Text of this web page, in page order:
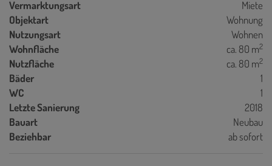
Vermarktungsart
Miete
Objektart
Wohnung
Nutzungsart
Wohnen
Wohnfläche
ca. 80 m2
Nutzfläche ca. 80 m2
Bäder
1
WC
1
Letzte Sanierung
2018
Bauart
Neubau
Beziehbar
ab sofort